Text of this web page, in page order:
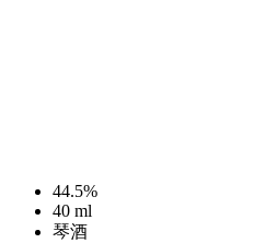
44.5%
40 ml
琴酒